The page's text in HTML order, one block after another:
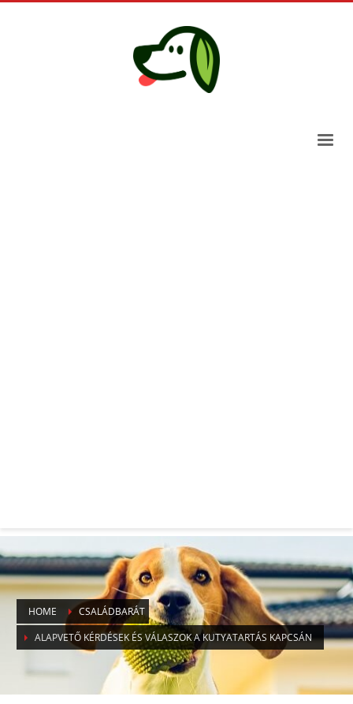
HOME
CSALÁDBARÁT
ALAPVETŐ KÉRDÉSEK ÉS VÁLASZOK A KUTYATARTÁS KAPCSÁN